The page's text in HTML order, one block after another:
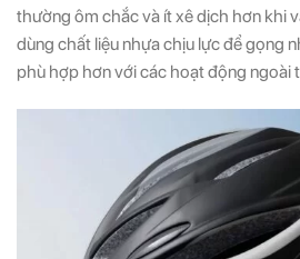
thường ôm chắc và ít xê dịch hơn khi
dùng chất liệu nhựa chịu lực để gọng
phù hợp hơn với các hoạt động ngoài